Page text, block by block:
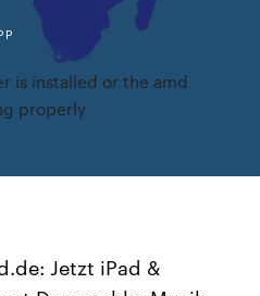
is installed or the amd
properly
Jetzt iPad &